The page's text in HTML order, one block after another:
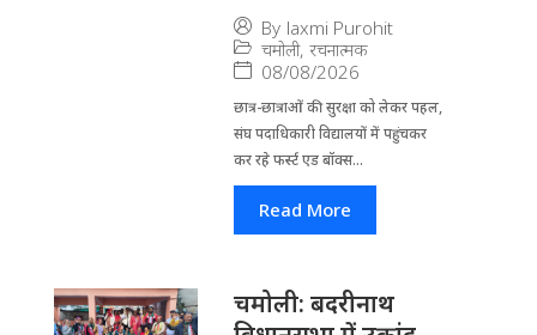
By laxmi Purohit
चमोली, रचनात्मक
08/08/2026
छात्र-छात्राओं की सुरक्षा को लेकर पहल,
संघ पदाधिकारी विद्यालयों में पहुंचकर
कर रहे फर्स्ट एड बॉक्स...
Read More
चमोली: बदरीनाथ